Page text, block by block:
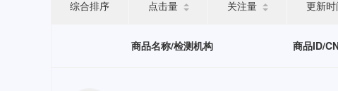
综合排序 点击量 关注量 更新时
商品名称/检测机构 商品ID/